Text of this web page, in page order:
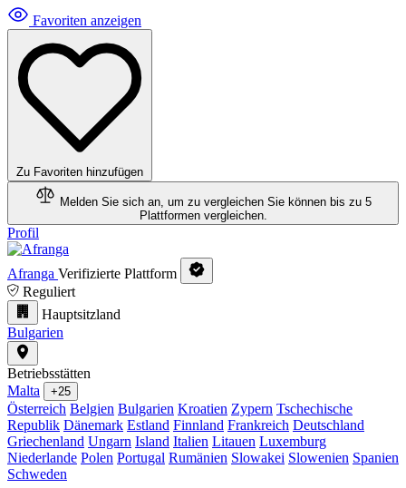
Favoriten anzeigen
Zu Favoriten hinzufügen
Melden Sie sich an, um zu vergleichen Sie können bis zu 5
Plattformen vergleichen.
Profil
Afranga Verifizierte Plattform
Reguliert
Hauptsitzland
Bulgarien
Betriebsstätten
Malta
+25
Österreich Belgien Bulgarien Kroatien Zypern Tschechische
Republik Dänemark Estland Finnland Frankreich Deutschland
Griechenland Ungarn Island Italien Litauen Luxemburg
Niederlande Polen Portugal Rumänien Slowakei Slowenien Spanien
Schweden